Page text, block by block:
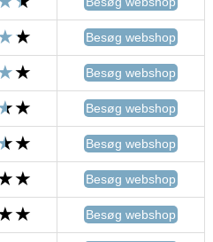
Besøg webshop
Besøg webshop
Besøg webshop
Besøg webshop
Besøg webshop
Besøg webshop